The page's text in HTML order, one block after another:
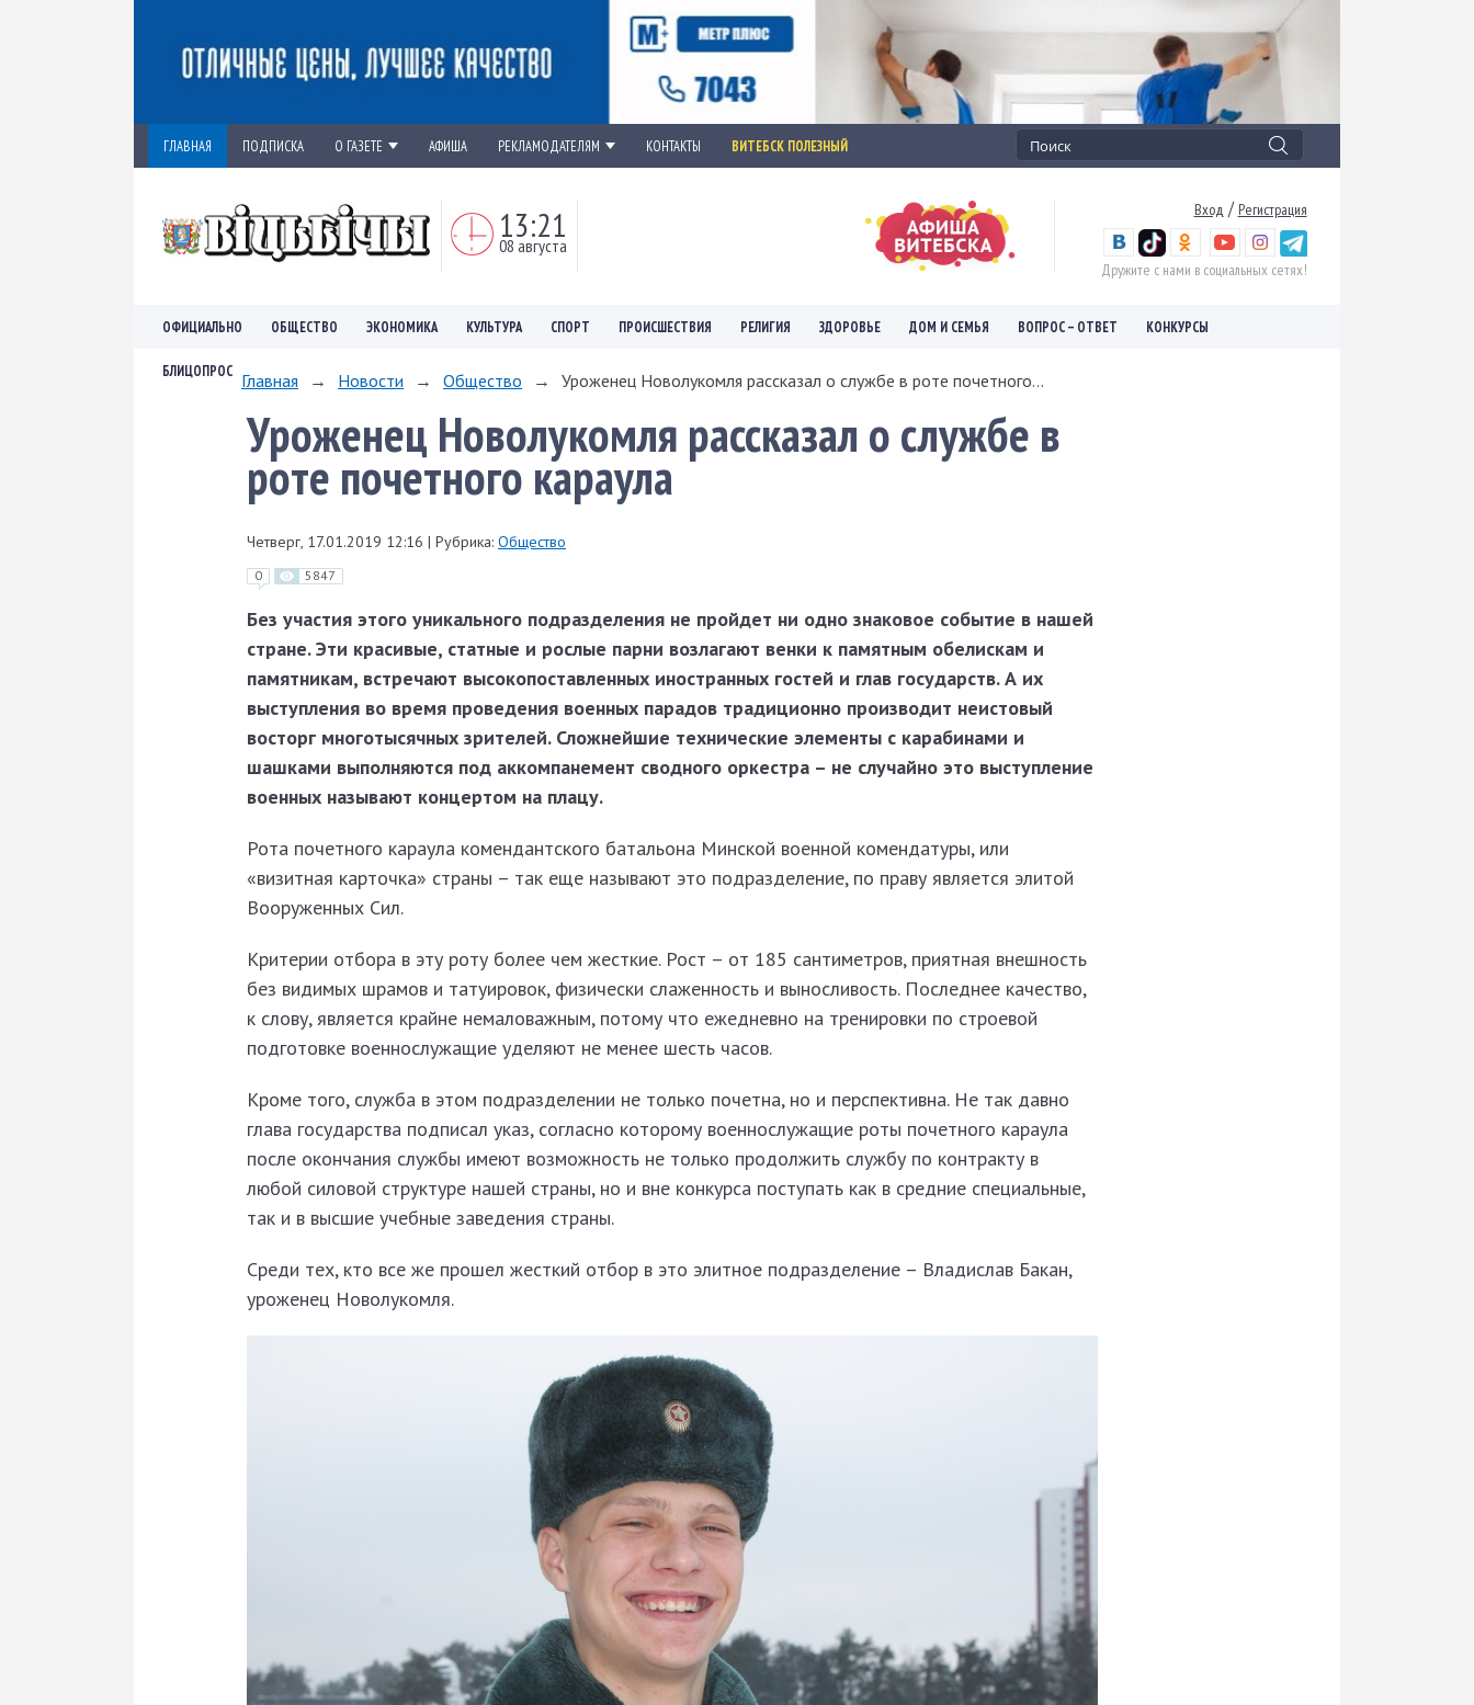
ГЛАВНАЯ ПОДПИСКА О ГАЗЕТЕ АФИША РЕКЛАМОДАТЕЛЯМ КОНТАКТЫ ВИТЕБСК ПОЛЕЗНЫЙ
13:21
08 августа
Вход / Регистрация
Дружите с нами в социальных сетях!
ОФИЦИАЛЬНО ОБЩЕСТВО ЭКОНОМИКА КУЛЬТУРА СПОРТ ПРОИСШЕСТВИЯ РЕЛИГИЯ ЗДОРОВЬЕ ДОМ И СЕМЬЯ ВОПРОС – ОТВЕТ КОНКУРСЫ
БЛИЦОПРОС Главная → Новости → Общество → Уроженец Новолукомля рассказал о службе в роте почетного...
Уроженец Новолукомля рассказал о службе в
роте почетного караула
Четверг, 17.01.2019 12:16 | Рубрика: Общество
0 5847
Без участия этого уникального подразделения не пройдет ни одно знаковое событие в нашей
стране. Эти красивые, статные и рослые парни возлагают венки к памятным обелискам и
памятникам, встречают высокопоставленных иностранных гостей и глав государств. А их
выступления во время проведения военных парадов традиционно производит неистовый
восторг многотысячных зрителей. Сложнейшие технические элементы с карабинами и
шашками выполняются под аккомпанемент сводного оркестра – не случайно это выступление
военных называют концертом на плацу.
Рота почетного караула комендантского батальона Минской военной комендатуры, или
«визитная карточка» страны – так еще называют это подразделение, по праву является элитой
Вооруженных Сил.
Критерии отбора в эту роту более чем жесткие. Рост – от 185 сантиметров, приятная внешность
без видимых шрамов и татуировок, физически слаженность и выносливость. Последнее качество,
к слову, является крайне немаловажным, потому что ежедневно на тренировки по строевой
подготовке военнослужащие уделяют не менее шесть часов.
Кроме того, служба в этом подразделении не только почетна, но и перспективна. Не так давно
глава государства подписал указ, согласно которому военнослужащие роты почетного караула
после окончания службы имеют возможность не только продолжить службу по контракту в
любой силовой структуре нашей страны, но и вне конкурса поступать как в средние специальные,
так и в высшие учебные заведения страны.
Среди тех, кто все же прошел жесткий отбор в это элитное подразделение – Владислав Бакан,
уроженец Новолукомля.